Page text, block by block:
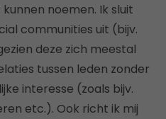
kunnen noemen. Ik sluit
communities uit (bijv.
deze zich meestal
tussen leden zonder
interesse (zoals bijv.
etc.). Ook richt ik mij